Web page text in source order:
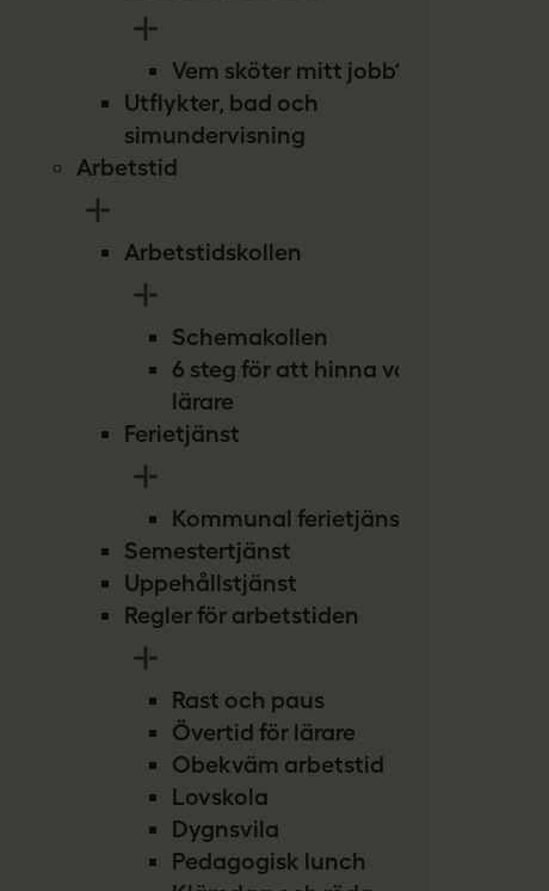
Vem sköter mitt jobb?
Utflykter, bad och
simundervisning
Arbetstid
Arbetstidskollen
Schemakollen
6 steg för att hinna vara
lärare
Ferietjänst
Kommunal ferietjänst
Semestertjänst
Uppehållstjänst
Regler för arbetstiden
Rast och paus
Övertid för lärare
Obekväm arbetstid
Lovskola
Dygnsvila
Pedagogisk lunch